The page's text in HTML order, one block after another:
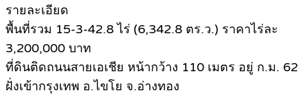
รายละเอียด
พื้นที่รวม 15-3-42.8 ไร่ (6,342.8 ตร.ว.) ราคาไร่ละ
3,200,000 บาท
ที่ดินติดถนนสายเอเชีย หน้ากว้าง 110 เมตร อยู่ ก.ม. 62
ฝั่งเข้ากรุงเทพ อ.ไขโย จ.อ่างทอง